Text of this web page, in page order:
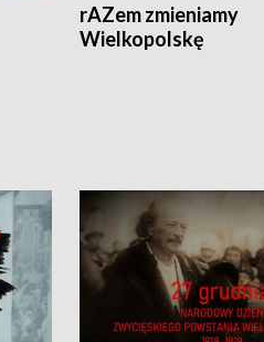
rAZem zmieniamy
Wielkopolskę